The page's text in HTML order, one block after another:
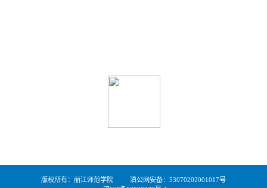
版权所有：丽江师范学院 滇公网安备： 53070202001017号